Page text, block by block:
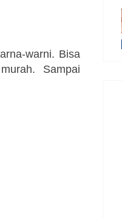
warni. Bisa
Sampai